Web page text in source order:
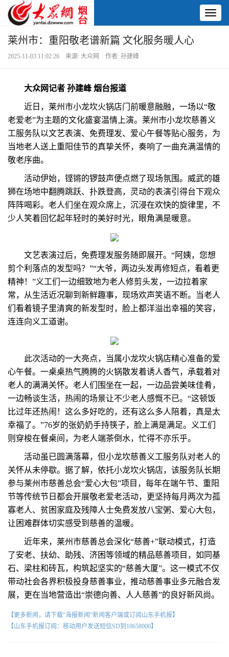
莱州市：重阳敬老谱新篇 文化服务暖人心
2025-11-03 11:02:26 来源: 大众网 作者: 孙建峰
大众网记者 孙建峰 烟台报道
近日，莱州市小龙坎火锅店门前暖意融融，一场以“敬
老爱老”为主题的文化盛宴温情上演。莱州市小龙坎慈善义
工服务队以文艺表演、免费理发、爱心午餐等贴心服务，为
当地老人送上重阳佳节的真挚关怀，奏响了一曲充满温情的
敬老序曲。
活动伊始，铿锵的锣鼓声便点燃了现场氛围。威武的雄
狮在场地中翻腾跳跃、扑跌登高，灵动的表演引得台下观众
阵阵喝彩。老人们坐在观众席上，沉浸在欢快的旋律里，不
少人笑着回忆起年轻时的美好时光，眼角满是暖意。
文艺表演过后，免费理发服务随即展开。“阿姨，您想
剪个利落点的发型吗？”“大爷，两边头发再修短点，看着更
精神！”义工们一边细致地为老人修剪头发，一边拉着家
常，从生活近况聊到新鲜趣事，现场欢声笑语不断。当老人
们看着镜子里清爽的新发型时，脸上都洋溢出幸福的笑容，
连连向义工道谢。
此次活动的一大亮点，当属小龙坎火锅店精心准备的爱
心午餐。一桌桌热气腾腾的火锅散发着诱人香气，承载着对
老人的满满关怀。老人们围坐在一起，一边品尝美味佳肴，
一边畅谈生活，热闹的场景让不少老人感慨不已。“这顿饭
比过年还热闹！这么多好吃的，还有这么多人陪着，真是太
幸福了。”76岁的张奶奶手持筷子，脸上满是满足。义工们
则穿梭在餐桌间，为老人端茶倒水，忙得不亦乐乎。
活动虽已圆满落幕，但小龙坎慈善义工服务队对老人的
关怀从未停歇。据了解，依托小龙坎火锅店，该服务队长期
参与莱州市慈善总会“爱心大包”项目，每年在端午节、重阳
节等传统节日都会开展敬老爱老活动，更坚持每月两次为孤
寡老人、贫困家庭及残障人士免费发放八宝粥、爱心大包，
让困难群体切实感受到慈善的温暖。
近年来，莱州市慈善总会深化“慈善+”联动模式，打造
了安老、扶幼、助残、济困等领域的精品慈善项目，如同基
石、梁柱和砖瓦，构筑起坚实的“慈善大厦”。这一模式不仅
带动社会各界积极投身慈善事业，推动慈善事业多元融合发
展，更在当地营造出“崇德向善、人人慈善”的良好新风尚。
【更多新闻，请下载"海报新闻"新闻客户端或订阅山东手机报】
【山东手机报订阅：移动用户发送短信SD到10658000】